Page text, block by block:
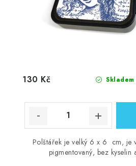
Skladem
130 Kč
Polštářek je velký 6 x 6 cm, je
pigmentovaný, bez kyselin